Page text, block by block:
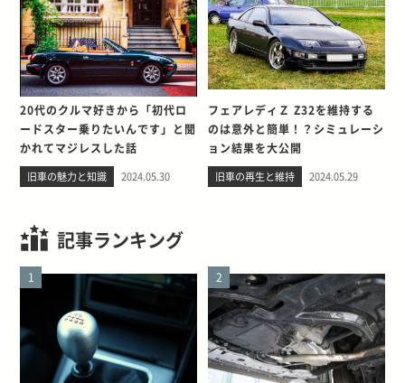
20代のクルマ好きから「初代ロ
ードスター乗りたいんです」と聞
かれてマジレスした話
旧車の魅力と知識 2024.05.30
フェアレディＺ Z32を維持する
のは意外と簡単！？シミュレーシ
ョン結果を大公開
旧車の再生と維持 2024.05.29
記事ランキング
1 2